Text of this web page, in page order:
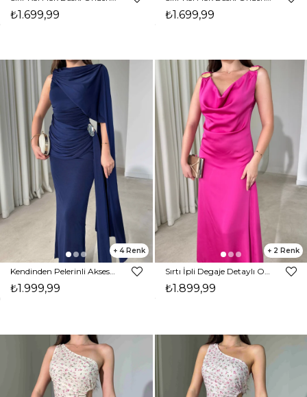
₺1.699,99 ₺1.699,99
4
₺1.999,99
2
₺1.899,99